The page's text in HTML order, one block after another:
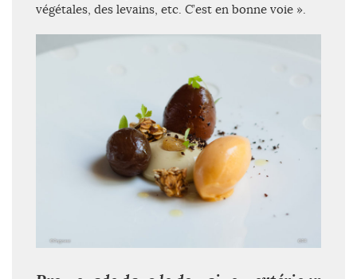
végétales, des levains, etc. C’est en bonne voie ».